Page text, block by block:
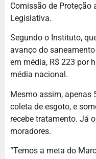
Comissão de Proteção
Legislativa.
Segundo o Instituto,
avanço do
em média, R$ 223 por
média nacional.
Mesmo assim, apenas
coleta de esgoto, e
recebe tratamento. Já
moradores.
“Temos a meta do